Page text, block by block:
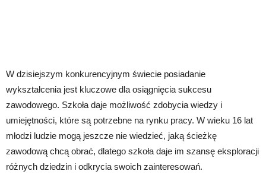
W dzisiejszym konkurencyjnym świecie posiadanie
wykształcenia jest kluczowe dla osiągnięcia sukcesu
zawodowego. Szkoła daje możliwość zdobycia wiedzy i
umiejętności, które są potrzebne na rynku pracy. W wieku 16 lat
młodzi ludzie mogą jeszcze nie wiedzieć, jaką ścieżkę
zawodową chcą obrać, dlatego szkoła daje im szansę eksploracji
różnych dziedzin i odkrycia swoich zainteresowań.